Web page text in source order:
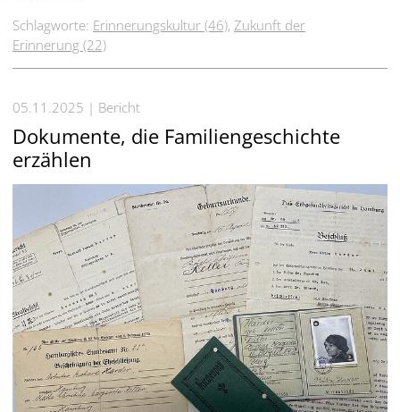
Schlagworte: Erinnerungskultur (46), Zukunft der
Erinnerung (22)
05.11.2025 Bericht
Dokumente, die Familiengeschichte
erzählen